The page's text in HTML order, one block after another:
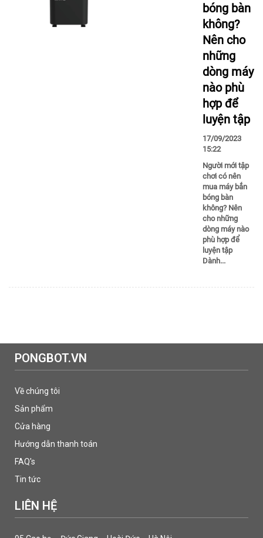
bóng bàn
không?
Nên cho
những
dòng máy
nào phù
hợp để
luyện tập
17/09/2023
15:22
Người mới tập
chơi có nên
mua máy bắn
bóng bàn
không? Nên
cho những
dòng máy nào
phù hợp để
luyện tập
Dành...
PONGBOT.VN
Về chúng tôi
Sản phẩm
Cửa hàng
Hướng dẫn thanh toán
FAQ's
Tin tức
LIÊN HỆ